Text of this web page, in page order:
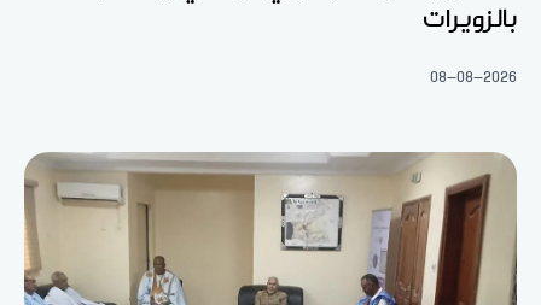
بالزويرات
08-08-2026